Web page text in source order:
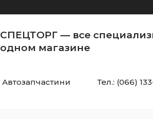
СПЕЦТОРГ — все
одном магазине
Автозапчастини Тел.: (066)